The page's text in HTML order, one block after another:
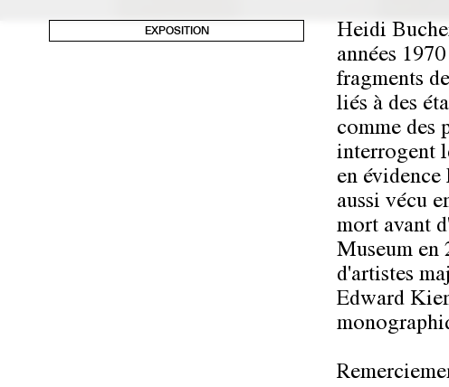
EXPOSITION
Heidi
années
fragments
liés à des
comme des
interrogent
en
aussi vécu
mort avant
Museum en
d'artistes
Edward